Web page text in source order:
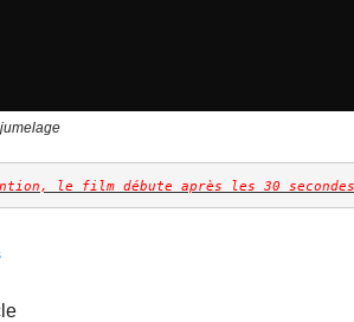
le film débute après les 30